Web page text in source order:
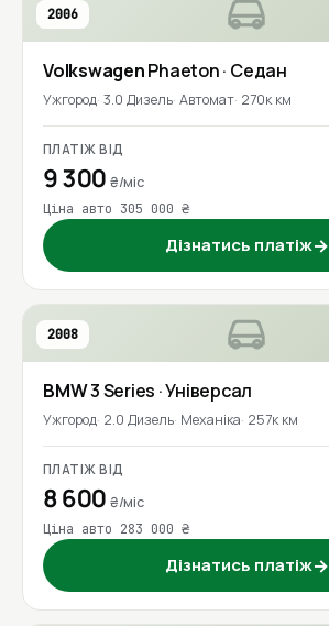
2006
VolkswagenPhaeton· Седан
Ужгород 3.0 Дизель Автомат 270к км
ПЛАТІЖ ВІД
9 300₴/міс
Ціна авто 305 000 ₴
Дізнатись платіж→
2008
BMW3 Series · Універсал
Ужгород 2.0 Дизель Механіка 257к км
ПЛАТІЖ ВІД
8 600₴/міс
Ціна авто 283 000 ₴
Дізнатись платіж→